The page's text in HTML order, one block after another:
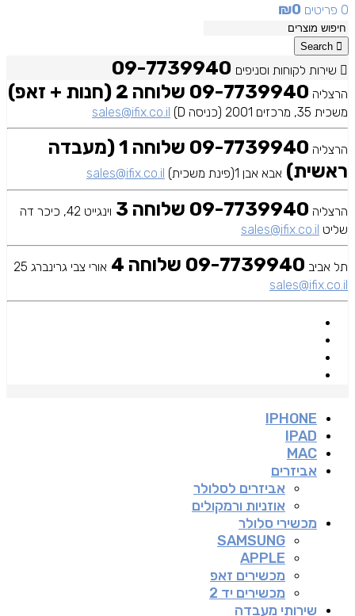
0 פריטים
₪0
Search
שירות לקוחות וסניפים
הרצליה 09-7739940 שלוחה 2 (חנות + זאפ)
משכית 35, מרכזים 2001 (כניסה D) sales@ifix.co.il
הרצליה
09-7739940 שלוחה 1 (מעבדה
ראשית) אבא אבן 1(פינת משכית) sales@ifix.co.il
הרצליה 09-7739940 שלוחה 3
וינגייט 42, כיכר דה
שליט sales@ifix.co.il
תל אביב 09-7739940 שלוחה 4
אורי צבי גרינברג 25
sales@ifix.co.il
IPHONE
IPAD
MAC
אביזרים
אביזרים לסלולר
אוזניות ורמקולים
מכשירי סלולר
SAMSUNG
APPLE
מכשירים זאפ
מכשירים יד 2
שירותי מעבדה